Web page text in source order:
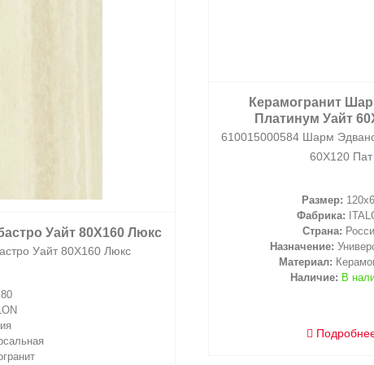
Уайт 80X160 Люкс
Уайт 80X160 Люкс
Керамогранит
Платинум Уайт
610015000584 Шарм
60X120 Пат
Размер:
Фабрика:
Страна:
Назначение:
Материал:
Наличие: В